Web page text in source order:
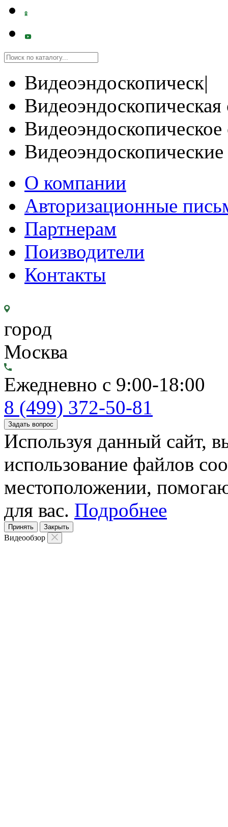
Видеоэндоскопическ|
Видеоэндоскопическая
О компании
Авторизационные
Партнерам
Поизводители
Контакты
город
Москва
Ежедневно с 9:00-18:00
8 (499) 372-50-81
Задать вопрос
Используя данный сайт,
использование файлов
местоположении,
для вас. Подробнее
Принять Закрыть
Видеообзор